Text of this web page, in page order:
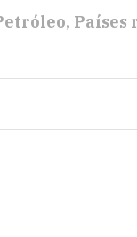
Países